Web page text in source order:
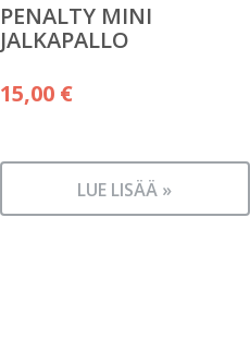
PENALTY MINI
JALKAPALLO
15,00 €
LUE LISÄÄ »